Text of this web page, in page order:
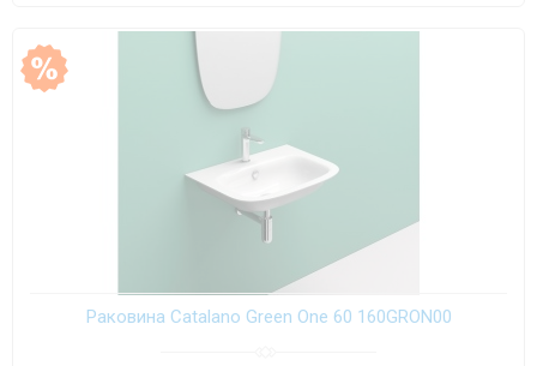
Раковина Catalano Green One 60 160GRON00